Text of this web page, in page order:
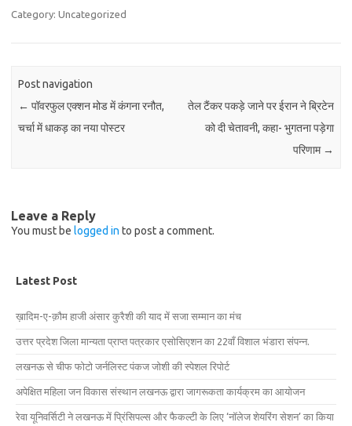
Category: Uncategorized
Post navigation
← पॉवरफुल एक्शन मोड में कंगना रनौत,
चर्चा में धाकड़ का नया पोस्टर
तेल टैंकर पकड़े जाने पर ईरान ने ब्रिटेन
को दी चेतावनी, कहा- भुगतना पड़ेगा
परिणाम →
Leave a Reply
You must be logged in to post a comment.
Latest Post
ख़ादिम-ए-क़ौम हाजी अंसार कुरैशी की याद में सजा सम्मान का मंच
उत्तर प्रदेश जिला मान्यता प्राप्त पत्रकार एसोसिएशन का 22वाँ विशाल भंडारा संपन्न.
लखनऊ से चीफ फोटो जर्नलिस्ट पंकज जोशी की स्पेशल रिपोर्ट
अपेक्षित महिला जन विकास संस्थान लखनऊ द्वारा जागरूकता कार्यक्रम का आयोजन
रेवा यूनिवर्सिटी ने लखनऊ में प्रिंसिपल्स और फैकल्टी के लिए ‘नॉलेज शेयरिंग सेशन’ का किया